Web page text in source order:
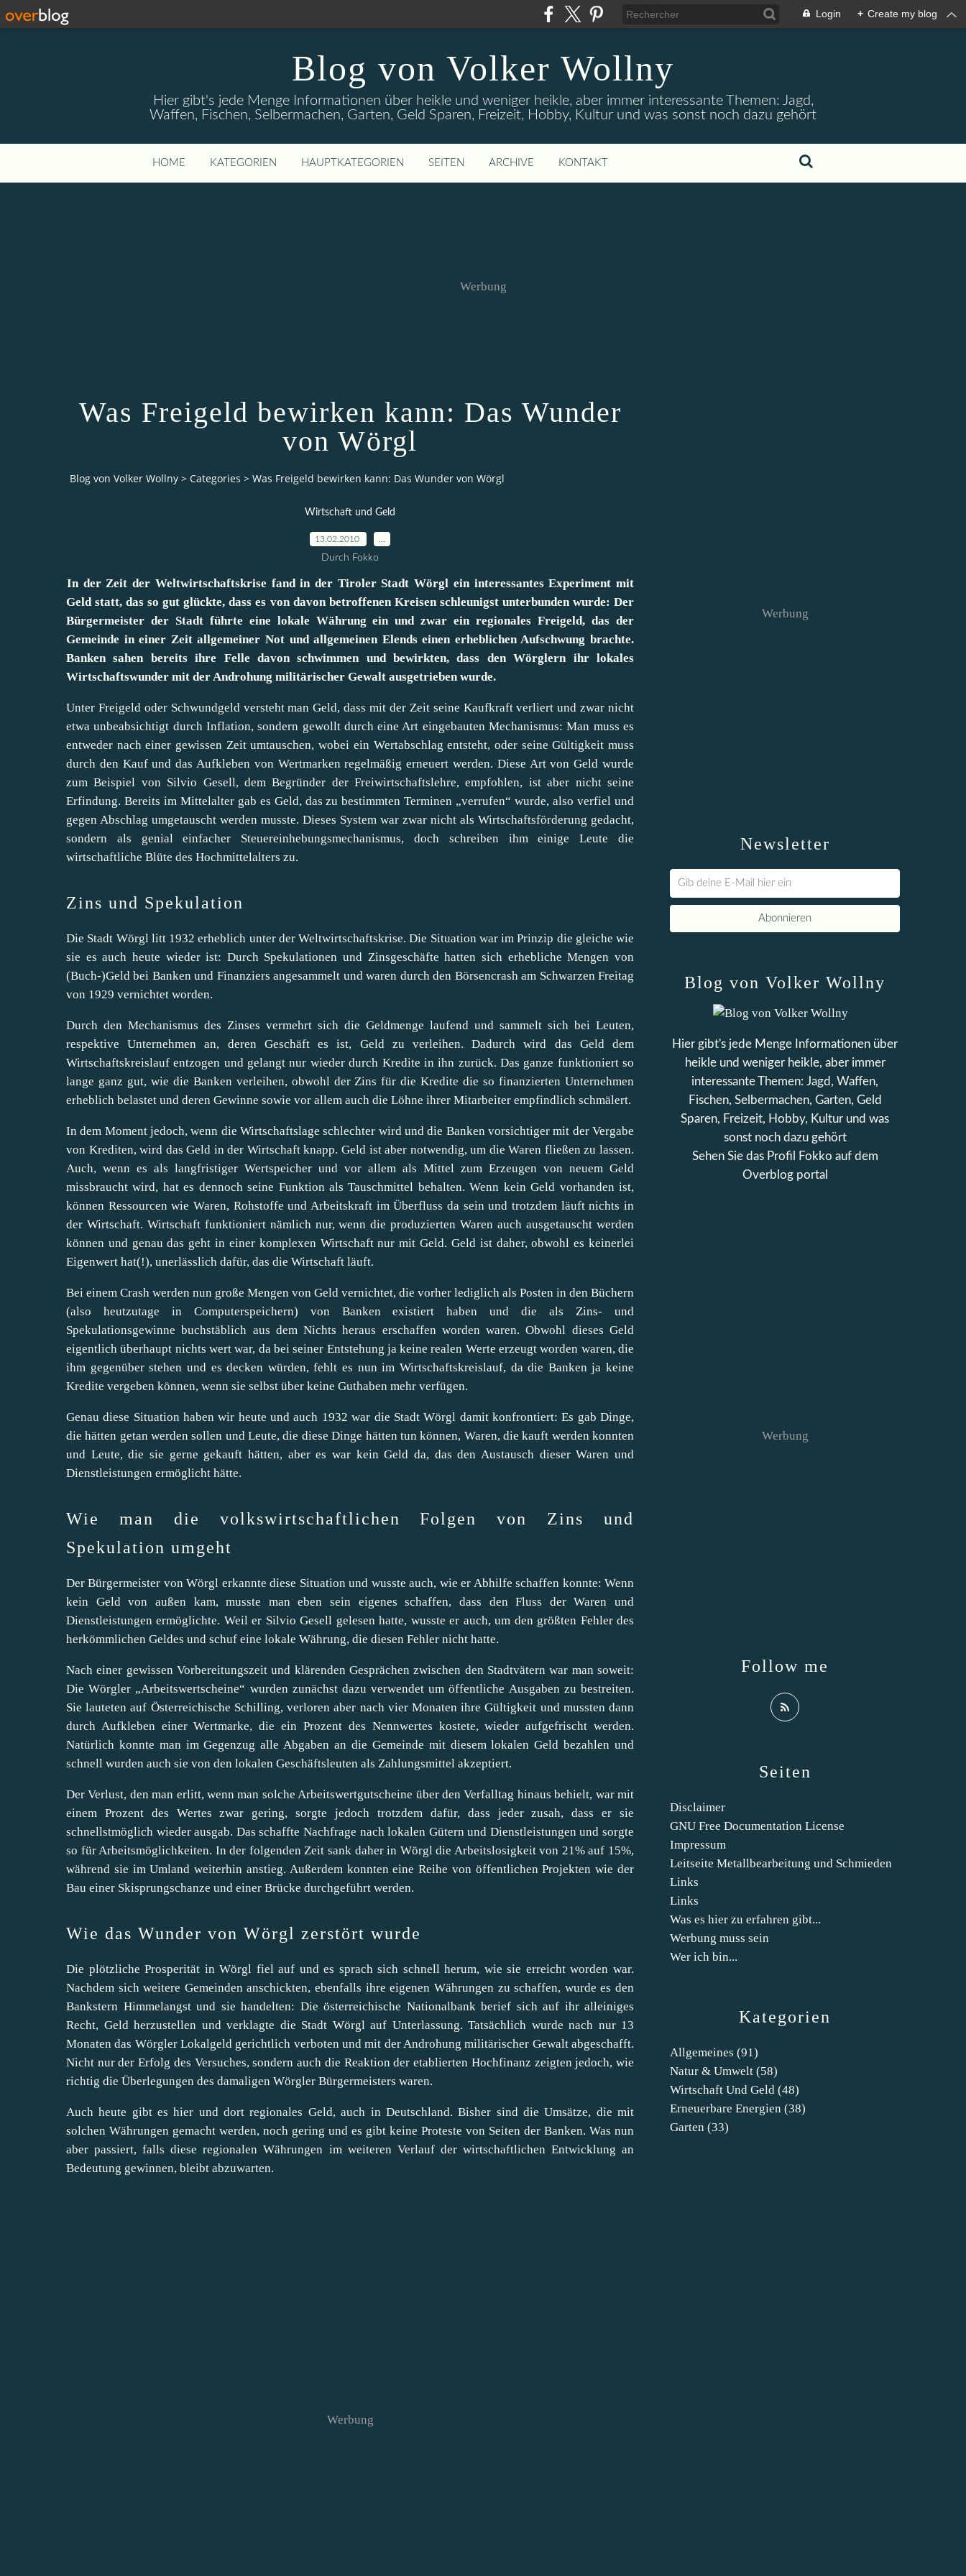
Login + Create my blog
Blog von Volker Wollny
Hier gibt's jede Menge Informationen über heikle und weniger heikle, aber immer interessante Themen: Jagd,
Waffen, Fischen, Selbermachen, Garten, Geld Sparen, Freizeit, Hobby, Kultur und was sonst noch dazu gehört
HOME KATEGORIEN HAUPTKATEGORIEN SEITEN ARCHIVE KONTAKT
Werbung
Was Freigeld bewirken kann: Das Wunder
von Wörgl
Blog von Volker Wollny > Categories > Was Freigeld bewirken kann: Das Wunder von Wörgl
Wirtschaft und Geld
13.02.2010
Durch Fokko
In der Zeit der Weltwirtschaftskrise fand in der Tiroler Stadt Wörgl ein interessantes Experiment mit
Geld statt, das so gut glückte, dass es von davon betroffenen Kreisen schleunigst unterbunden wurde: Der
Bürgermeister der Stadt führte eine lokale Währung ein und zwar ein regionales Freigeld, das der
Gemeinde in einer Zeit allgemeiner Not und allgemeinen Elends einen erheblichen Aufschwung brachte.
Banken sahen bereits ihre Felle davon schwimmen und bewirkten, dass den Wörglern ihr lokales
Wirtschaftswunder mit der Androhung militärischer Gewalt ausgetrieben wurde.
Unter Freigeld oder Schwundgeld versteht man Geld, dass mit der Zeit seine Kaufkraft verliert und zwar nicht
etwa unbeabsichtigt durch Inflation, sondern gewollt durch eine Art eingebauten Mechanismus: Man muss es
entweder nach einer gewissen Zeit umtauschen, wobei ein Wertabschlag entsteht, oder seine Gültigkeit muss
durch den Kauf und das Aufkleben von Wertmarken regelmäßig erneuert werden. Diese Art von Geld wurde
zum Beispiel von Silvio Gesell, dem Begründer der Freiwirtschaftslehre, empfohlen, ist aber nicht seine
Erfindung. Bereits im Mittelalter gab es Geld, das zu bestimmten Terminen „verrufen“ wurde, also verfiel und
gegen Abschlag umgetauscht werden musste. Dieses System war zwar nicht als Wirtschaftsförderung gedacht,
sondern als genial einfacher Steuereinhebungsmechanismus, doch schreiben ihm einige Leute die
wirtschaftliche Blüte des Hochmittelalters zu.
Zins und Spekulation
Die Stadt Wörgl litt 1932 erheblich unter der Weltwirtschaftskrise. Die Situation war im Prinzip die gleiche wie
sie es auch heute wieder ist: Durch Spekulationen und Zinsgeschäfte hatten sich erhebliche Mengen von
(Buch-)Geld bei Banken und Finanziers angesammelt und waren durch den Börsencrash am Schwarzen Freitag
von 1929 vernichtet worden.
Durch den Mechanismus des Zinses vermehrt sich die Geldmenge laufend und sammelt sich bei Leuten,
respektive Unternehmen an, deren Geschäft es ist, Geld zu verleihen. Dadurch wird das Geld dem
Wirtschaftskreislauf entzogen und gelangt nur wieder durch Kredite in ihn zurück. Das ganze funktioniert so
lange ganz gut, wie die Banken verleihen, obwohl der Zins für die Kredite die so finanzierten Unternehmen
erheblich belastet und deren Gewinne sowie vor allem auch die Löhne ihrer Mitarbeiter empfindlich schmälert.
In dem Moment jedoch, wenn die Wirtschaftslage schlechter wird und die Banken vorsichtiger mit der Vergabe
von Krediten, wird das Geld in der Wirtschaft knapp. Geld ist aber notwendig, um die Waren fließen zu lassen.
Auch, wenn es als langfristiger Wertspeicher und vor allem als Mittel zum Erzeugen von neuem Geld
missbraucht wird, hat es dennoch seine Funktion als Tauschmittel behalten. Wenn kein Geld vorhanden ist,
können Ressourcen wie Waren, Rohstoffe und Arbeitskraft im Überfluss da sein und trotzdem läuft nichts in
der Wirtschaft. Wirtschaft funktioniert nämlich nur, wenn die produzierten Waren auch ausgetauscht werden
können und genau das geht in einer komplexen Wirtschaft nur mit Geld. Geld ist daher, obwohl es keinerlei
Eigenwert hat(!), unerlässlich dafür, das die Wirtschaft läuft.
Bei einem Crash werden nun große Mengen von Geld vernichtet, die vorher lediglich als Posten in den Büchern
(also heutzutage in Computerspeichern) von Banken existiert haben und die als Zins- und
Spekulationsgewinne buchstäblich aus dem Nichts heraus erschaffen worden waren. Obwohl dieses Geld
eigentlich überhaupt nichts wert war, da bei seiner Entstehung ja keine realen Werte erzeugt worden waren, die
ihm gegenüber stehen und es decken würden, fehlt es nun im Wirtschaftskreislauf, da die Banken ja keine
Kredite vergeben können, wenn sie selbst über keine Guthaben mehr verfügen.
Genau diese Situation haben wir heute und auch 1932 war die Stadt Wörgl damit konfrontiert: Es gab Dinge,
die hätten getan werden sollen und Leute, die diese Dinge hätten tun können, Waren, die kauft werden konnten
und Leute, die sie gerne gekauft hätten, aber es war kein Geld da, das den Austausch dieser Waren und
Dienstleistungen ermöglicht hätte.
Wie man die volkswirtschaftlichen Folgen von Zins und
Spekulation umgeht
Der Bürgermeister von Wörgl erkannte diese Situation und wusste auch, wie er Abhilfe schaffen konnte: Wenn
kein Geld von außen kam, musste man eben sein eigenes schaffen, dass den Fluss der Waren und
Dienstleistungen ermöglichte. Weil er Silvio Gesell gelesen hatte, wusste er auch, um den größten Fehler des
herkömmlichen Geldes und schuf eine lokale Währung, die diesen Fehler nicht hatte.
Nach einer gewissen Vorbereitungszeit und klärenden Gesprächen zwischen den Stadtvätern war man soweit:
Die Wörgler „Arbeitswertscheine“ wurden zunächst dazu verwendet um öffentliche Ausgaben zu bestreiten.
Sie lauteten auf Österreichische Schilling, verloren aber nach vier Monaten ihre Gültigkeit und mussten dann
durch Aufkleben einer Wertmarke, die ein Prozent des Nennwertes kostete, wieder aufgefrischt werden.
Natürlich konnte man im Gegenzug alle Abgaben an die Gemeinde mit diesem lokalen Geld bezahlen und
schnell wurden auch sie von den lokalen Geschäftsleuten als Zahlungsmittel akzeptiert.
Der Verlust, den man erlitt, wenn man solche Arbeitswertgutscheine über den Verfalltag hinaus behielt, war mit
einem Prozent des Wertes zwar gering, sorgte jedoch trotzdem dafür, dass jeder zusah, dass er sie
schnellstmöglich wieder ausgab. Das schaffte Nachfrage nach lokalen Gütern und Dienstleistungen und sorgte
so für Arbeitsmöglichkeiten. In der folgenden Zeit sank daher in Wörgl die Arbeitslosigkeit von 21% auf 15%,
während sie im Umland weiterhin anstieg. Außerdem konnten eine Reihe von öffentlichen Projekten wie der
Bau einer Skisprungschanze und einer Brücke durchgeführt werden.
Wie das Wunder von Wörgl zerstört wurde
Die plötzliche Prosperität in Wörgl fiel auf und es sprach sich schnell herum, wie sie erreicht worden war.
Nachdem sich weitere Gemeinden anschickten, ebenfalls ihre eigenen Währungen zu schaffen, wurde es den
Bankstern Himmelangst und sie handelten: Die österreichische Nationalbank berief sich auf ihr alleiniges
Recht, Geld herzustellen und verklagte die Stadt Wörgl auf Unterlassung. Tatsächlich wurde nach nur 13
Monaten das Wörgler Lokalgeld gerichtlich verboten und mit der Androhung militärischer Gewalt abgeschafft.
Nicht nur der Erfolg des Versuches, sondern auch die Reaktion der etablierten Hochfinanz zeigten jedoch, wie
richtig die Überlegungen des damaligen Wörgler Bürgermeisters waren.
Auch heute gibt es hier und dort regionales Geld, auch in Deutschland. Bisher sind die Umsätze, die mit
solchen Währungen gemacht werden, noch gering und es gibt keine Proteste von Seiten der Banken. Was nun
aber passiert, falls diese regionalen Währungen im weiteren Verlauf der wirtschaftlichen Entwicklung an
Bedeutung gewinnen, bleibt abzuwarten.
Werbung
Newsletter
Werbung
Kategorien
Allgemeines (91)
Natur & Umwelt (58)
Wirtschaft Und Geld (48)
Erneuerbare Energien (38)
Garten (33)
Seiten
Disclaimer
GNU Free Documentation License
Impressum
Leitseite Metallbearbeitung und Schmieden
Links
Links
Was es hier zu erfahren gibt...
Werbung muss sein
Wer ich bin...
Blog von Volker Wollny
Hier gibt's jede Menge Informationen über
heikle und weniger heikle, aber immer
interessante Themen: Jagd, Waffen,
Fischen, Selbermachen, Garten, Geld
Sparen, Freizeit, Hobby, Kultur und was
sonst noch dazu gehört
Sehen Sie das Profil
Fokko auf dem
Overblog portal
Follow me
Werbung